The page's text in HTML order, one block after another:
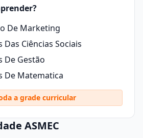
De Marketing
Ciências Sociais
De Gestão
De Matematica
a grade curricular
ASMEC